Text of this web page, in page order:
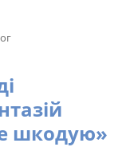
шкодую»